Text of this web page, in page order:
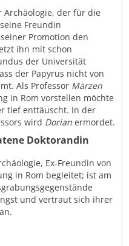
Archäologie, der für die
Freundin
Promotion den
ihn mit schon
der Universität
der Papyrus nicht von
Als Professor Märzen
in Rom vorstellen möchte
tief enttäuscht. In der
wird Dorian ermordet.
Doktorandin
Ex-Freundin von
in Rom begleitet; ist am
und vertraut sich ihrer